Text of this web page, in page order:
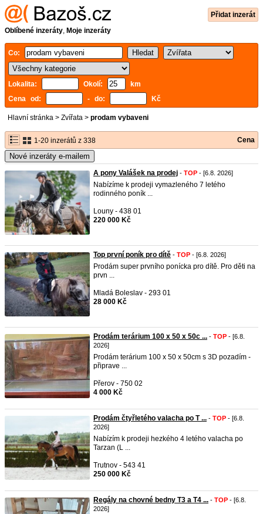
Přidat inzerát
Oblíbené inzeráty, Moje inzeráty
Co:
Lokalita: Okolí:
km
Cena od:
- do: Kč
Hlavní stránka > Zvířata > prodam vybaveni
1-20 inzerátů z 338 Cena
Nové inzeráty e-mailem
A pony Valášek na prodej - TOP - [6.8. 2026]
Nabízíme k prodeji vymazleného 7 letého
rodinného poník ...
Louny - 438 01
220 000 Kč
Top první poník pro dítě - TOP - [6.8. 2026]
Prodám super prvního ponícka pro dítě. Pro děti na
prvn ...
Mladá Boleslav - 293 01
28 000 Kč
Prodám terárium 100 x 50 x 50c ... - TOP - [6.8.
2026]
Prodám terárium 100 x 50 x 50cm s 3D pozadím -
připrave ...
Přerov - 750 02
4 000 Kč
Prodám čtyřletého valacha po T ... - TOP - [6.8.
2026]
Nabízím k prodeji hezkého 4 letého valacha po
Tarzan (L ...
Trutnov - 543 41
250 000 Kč
Regály na chovné bedny T3 a T4 ... - TOP - [6.8.
2026]